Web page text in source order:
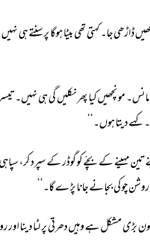
ڈاڑھی جا۔ کہتی تھی بیٹا ہوگا پر سنتے ہی نہیں
مانس۔ مونچھیں کیا پھر نکلیں گی ہی نہیں۔
کہے دیتا ہوں۔‘‘
تین مہینے کے بچّے کو گوڈر کے سپرد کر، سپاہی
روشن چوکی بجانے جانا پڑے گا۔‘‘
بڑی مشکل ہے وہیں دھرتی پر لٹا دینا اور